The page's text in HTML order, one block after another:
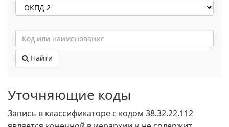
Найти
Уточняющие коды
Запись в классификаторе с кодом 38.32.22.112